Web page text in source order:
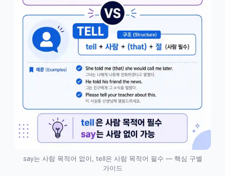
say는 사람 목적어 없이, tell은 사람 목적어 필수 — 핵심 구별
가이드